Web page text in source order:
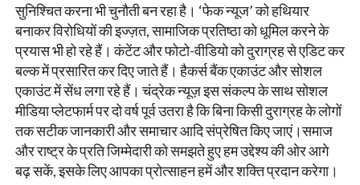
सुनिश्चित करना भी चुनौती बन रहा है। ‘फेक न्यूज’ को हथियार
बनाकर विरोधियों की इज्ज़त, सामाजिक प्रतिष्ठा को धूमिल करने के
प्रयास भी हो रहे हैं। कंटेंट और फोटो-वीडियो को दुराग्रह से एडिट कर
बल्क में प्रसारित कर दिए जाते हैं। हैकर्स बैंक एकाउंट और सोशल
एकाउंट में सेंध लगा रहे हैं। चंद्रेक न्यूज़ इस संकल्प के साथ सोशल
मीडिया प्लेटफार्म पर दो वर्ष पूर्व उतरा है कि बिना किसी दुराग्रह के लोगों
तक सटीक जानकारी और समाचार आदि संप्रेषित किए जाएं।समाज
और राष्ट्र के प्रति जिम्मेदारी को समझते हुए हम उद्देश्य की ओर आगे
बढ़ सकें, इसके लिए आपका प्रोत्साहन हमें और शक्ति प्रदान करेगा।